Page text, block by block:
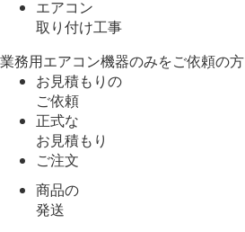
エアコン
取り付け工事
業務用エアコン機器のみをご依頼の方
お見積もりの
ご依頼
正式な
お見積もり
ご注文
商品の
発送